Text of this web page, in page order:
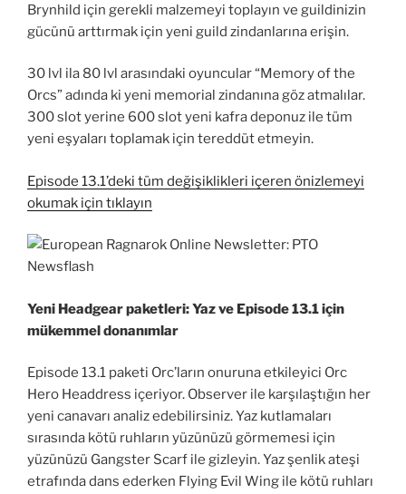
Brynhild için gerekli malzemeyi toplayın ve guildinizin
gücünü arttırmak için yeni guild zindanlarına erişin.
30 lvl ila 80 lvl arasındaki oyuncular “Memory of the
Orcs” adında ki yeni memorial zindanına göz atmalılar.
300 slot yerine 600 slot yeni kafra deponuz ile tüm
yeni eşyaları toplamak için tereddüt etmeyin.
Episode 13.1’deki tüm değişiklikleri içeren önizlemeyi
okumak için tıklayın
Yeni Headgear paketleri: Yaz ve Episode 13.1 için
mükemmel donanımlar
Episode 13.1 paketi Orc’ların onuruna etkileyici Orc
Hero Headdress içeriyor. Observer ile karşılaştığın her
yeni canavarı analiz edebilirsiniz. Yaz kutlamaları
sırasında kötü ruhların yüzünüzü görmemesi için
yüzünüzü Gangster Scarf ile gizleyin. Yaz şenlik ateşi
etrafında dans ederken Flying Evil Wing ile kötü ruhları